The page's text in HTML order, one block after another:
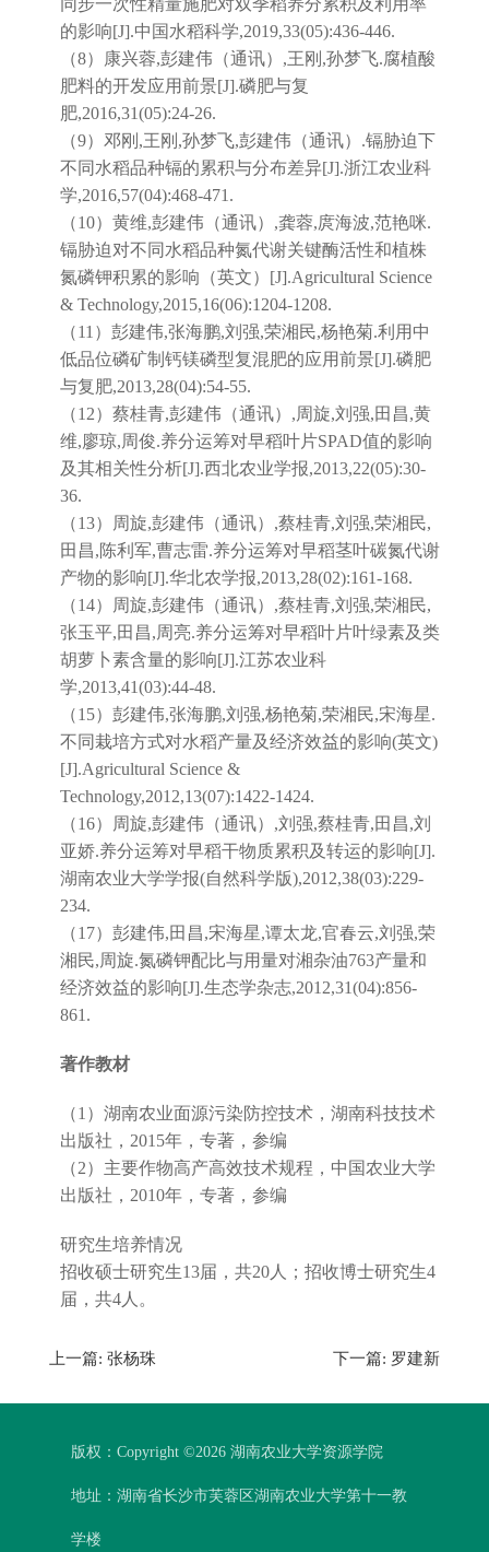
同步一次性精量施肥对双季稻养分累积及利用率
的影响[J].中国水稻科学,2019,33(05):436-446.
（8）康兴蓉,彭建伟（通讯）,王刚,孙梦飞.腐植酸
肥料的开发应用前景[J].磷肥与复
肥,2016,31(05):24-26.
（9）邓刚,王刚,孙梦飞,彭建伟（通讯）.镉胁迫下
不同水稻品种镉的累积与分布差异[J].浙江农业科
学,2016,57(04):468-471.
（10）黄维,彭建伟（通讯）,龚蓉,庹海波,范艳咪.
镉胁迫对不同水稻品种氮代谢关键酶活性和植株
氮磷钾积累的影响（英文）[J].Agricultural Science
& Technology,2015,16(06):1204-1208.
（11）彭建伟,张海鹏,刘强,荣湘民,杨艳菊.利用中
低品位磷矿制钙镁磷型复混肥的应用前景[J].磷肥
与复肥,2013,28(04):54-55.
（12）蔡桂青,彭建伟（通讯）,周旋,刘强,田昌,黄
维,廖琼,周俊.养分运筹对早稻叶片SPAD值的影响
及其相关性分析[J].西北农业学报,2013,22(05):30-
36.
（13）周旋,彭建伟（通讯）,蔡桂青,刘强,荣湘民,
田昌,陈利军,曹志雷.养分运筹对早稻茎叶碳氮代谢
产物的影响[J].华北农学报,2013,28(02):161-168.
（14）周旋,彭建伟（通讯）,蔡桂青,刘强,荣湘民,
张玉平,田昌,周亮.养分运筹对早稻叶片叶绿素及类
胡萝卜素含量的影响[J].江苏农业科
学,2013,41(03):44-48.
（15）彭建伟,张海鹏,刘强,杨艳菊,荣湘民,宋海星.
不同栽培方式对水稻产量及经济效益的影响(英文)
[J].Agricultural Science &
Technology,2012,13(07):1422-1424.
（16）周旋,彭建伟（通讯）,刘强,蔡桂青,田昌,刘
亚娇.养分运筹对早稻干物质累积及转运的影响[J].
湖南农业大学学报(自然科学版),2012,38(03):229-
234.
（17）彭建伟,田昌,宋海星,谭太龙,官春云,刘强,荣
湘民,周旋.氮磷钾配比与用量对湘杂油763产量和
经济效益的影响[J].生态学杂志,2012,31(04):856-
861.
著作教材
（1）湖南农业面源污染防控技术，湖南科技技术
出版社，2015年，专著，参编
（2）主要作物高产高效技术规程，中国农业大学
出版社，2010年，专著，参编
研究生培养情况
招收硕士研究生13届，共20人；招收博士研究生4
届，共4人。
上一篇: 张杨珠 下一篇: 罗建新
版权：Copyright ©2026 湖南农业大学资源学院
地址：湖南省长沙市芙蓉区湖南农业大学第十一教
学楼